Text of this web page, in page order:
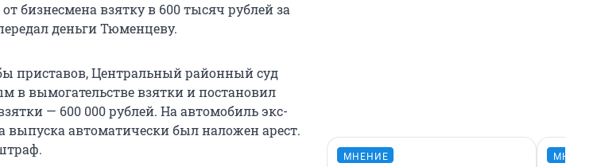
бизнесмена взятку в 600 тысяч рублей за
деньги Тюменцеву.
приставов, Центральный районный суд
вымогательстве взятки и постановил
— 600 000 рублей. На автомобиль экс-
выпуска автоматически был наложен арест.
МНЕНИЕ